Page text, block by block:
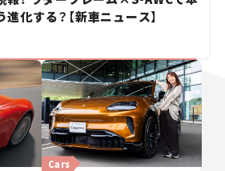
化する？【新車ニュース】
Cars